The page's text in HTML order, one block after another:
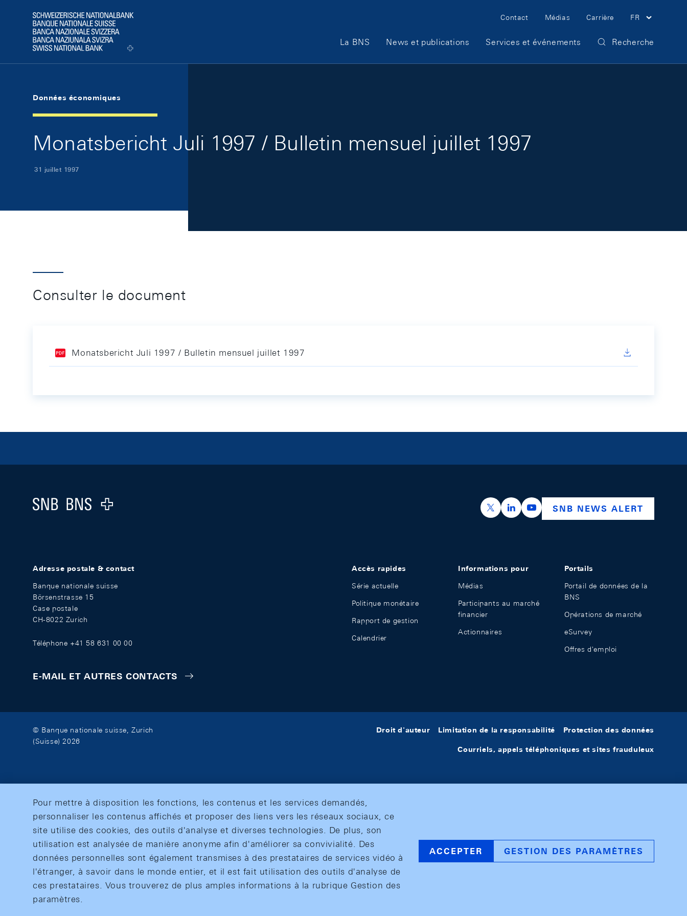
Logo
Meta Navigation
Contact Médias Carrière FR
Main Navigation
La BNS News et publications Services et événements Recherche
Données économiques
Monatsbericht Juli 1997 / Bulletin mensuel juillet 1997
31 juillet 1997
Consulter le document
Monatsbericht Juli 1997 / Bulletin mensuel juillet 1997
Logo
https://x.com/snb_bns
https://ch.linkedin.com/company/swiss-
https://www.youtube.com/
SNB NEWS ALERT
Adresse postale & contact
Banque nationale suisse
Börsenstrasse 15
Case postale
CH-8022 Zurich
Téléphone +41 58 631 00 00
E-MAIL ET AUTRES CONTACTS
Accès rapides
Série actuelle
Politique monétaire
Rapport de gestion
Calendrier
Informations pour
Médias
Participants au marché
financier
Actionnaires
Portails
Portail de données de la
BNS
Opérations de marché
eSurvey
Offres d'emploi
© Banque nationale suisse, Zurich
(Suisse) 2026
Droit d'auteur Limitation de la responsabilité Protection des données
Courriels, appels téléphoniques et sites frauduleux
Pour mettre à disposition les fonctions, les contenus et les services demandés,
personnaliser les contenus affichés et proposer des liens vers les réseaux sociaux, ce
site utilise des cookies, des outils d'analyse et diverses technologies. De plus, son
utilisation est analysée de manière anonyme afin d'améliorer sa convivialité. Des
données personnelles sont également transmises à des prestataires de services vidéo à
l'étranger, à savoir dans le monde entier, et il est fait utilisation des outils d'analyse de
ces prestataires. Vous trouverez de plus amples informations à la rubrique Gestion des
paramètres.
ACCEPTER GESTION DES PARAMÈTRES